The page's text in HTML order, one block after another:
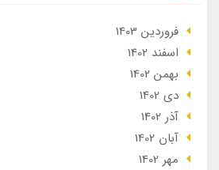
فروردین 1403
اسفند 1402
بهمن 1402
دی 1402
آذر 1402
آبان 1402
مهر 1402